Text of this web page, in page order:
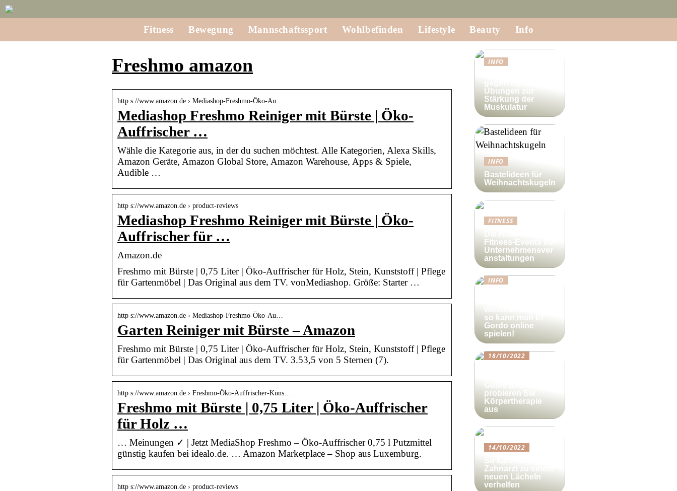
Fitness Bewegung Mannschaftssport Wohlbefinden Lifestyle Beauty Info
Freshmo amazon
http s://www.amazon.de › Mediashop-Freshmo-Öko-Au…
Mediashop Freshmo Reiniger mit Bürste | Öko-
Auffrischer …
Wähle die Kategorie aus, in der du suchen möchtest. Alle Kategorien, Alexa Skills,
Amazon Geräte, Amazon Global Store, Amazon Warehouse, Apps & Spiele,
Audible …
http s://www.amazon.de › product-reviews
Mediashop Freshmo Reiniger mit Bürste | Öko-
Auffrischer für …
Amazon.de
Freshmo mit Bürste | 0,75 Liter | Öko-Auffrischer für Holz, Stein, Kunststoff | Pflege
für Gartenmöbel | Das Original aus dem TV. vonMediashop. Größe: Starter …
http s://www.amazon.de › Mediashop-Freshmo-Öko-Au…
Garten Reiniger mit Bürste – Amazon
Freshmo mit Bürste | 0,75 Liter | Öko-Auffrischer für Holz, Stein, Kunststoff | Pflege
für Gartenmöbel | Das Original aus dem TV. 3.53,5 von 5 Sternen (7).
http s://www.amazon.de › Freshmo-Öko-Auffrischer-Kuns…
Freshmo mit Bürste | 0,75 Liter | Öko-Auffrischer
für Holz …
… Meinungen ✓ | Jetzt MediaShop Freshmo – Öko-Auffrischer 0,75 l Putzmittel
günstig kaufen bei idealo.de. … Amazon Marketplace – Shop aus Luxemburg.
http s://www.amazon.de › product-reviews
INFO
Übungen zur
Stärkung der
Muskulatur
INFO
Bastelideen für
Weihnachtskugeln
FITNESS
Fitness-Events bei
Unternehmensver
anstaltungen
INFO
so kann man El
Gordo online
spielen!
18/10/2022
probieren Sie
Körpertherapie
aus
14/10/2022
Zahnarzt zu einem
neuen Lächeln
verhelfen